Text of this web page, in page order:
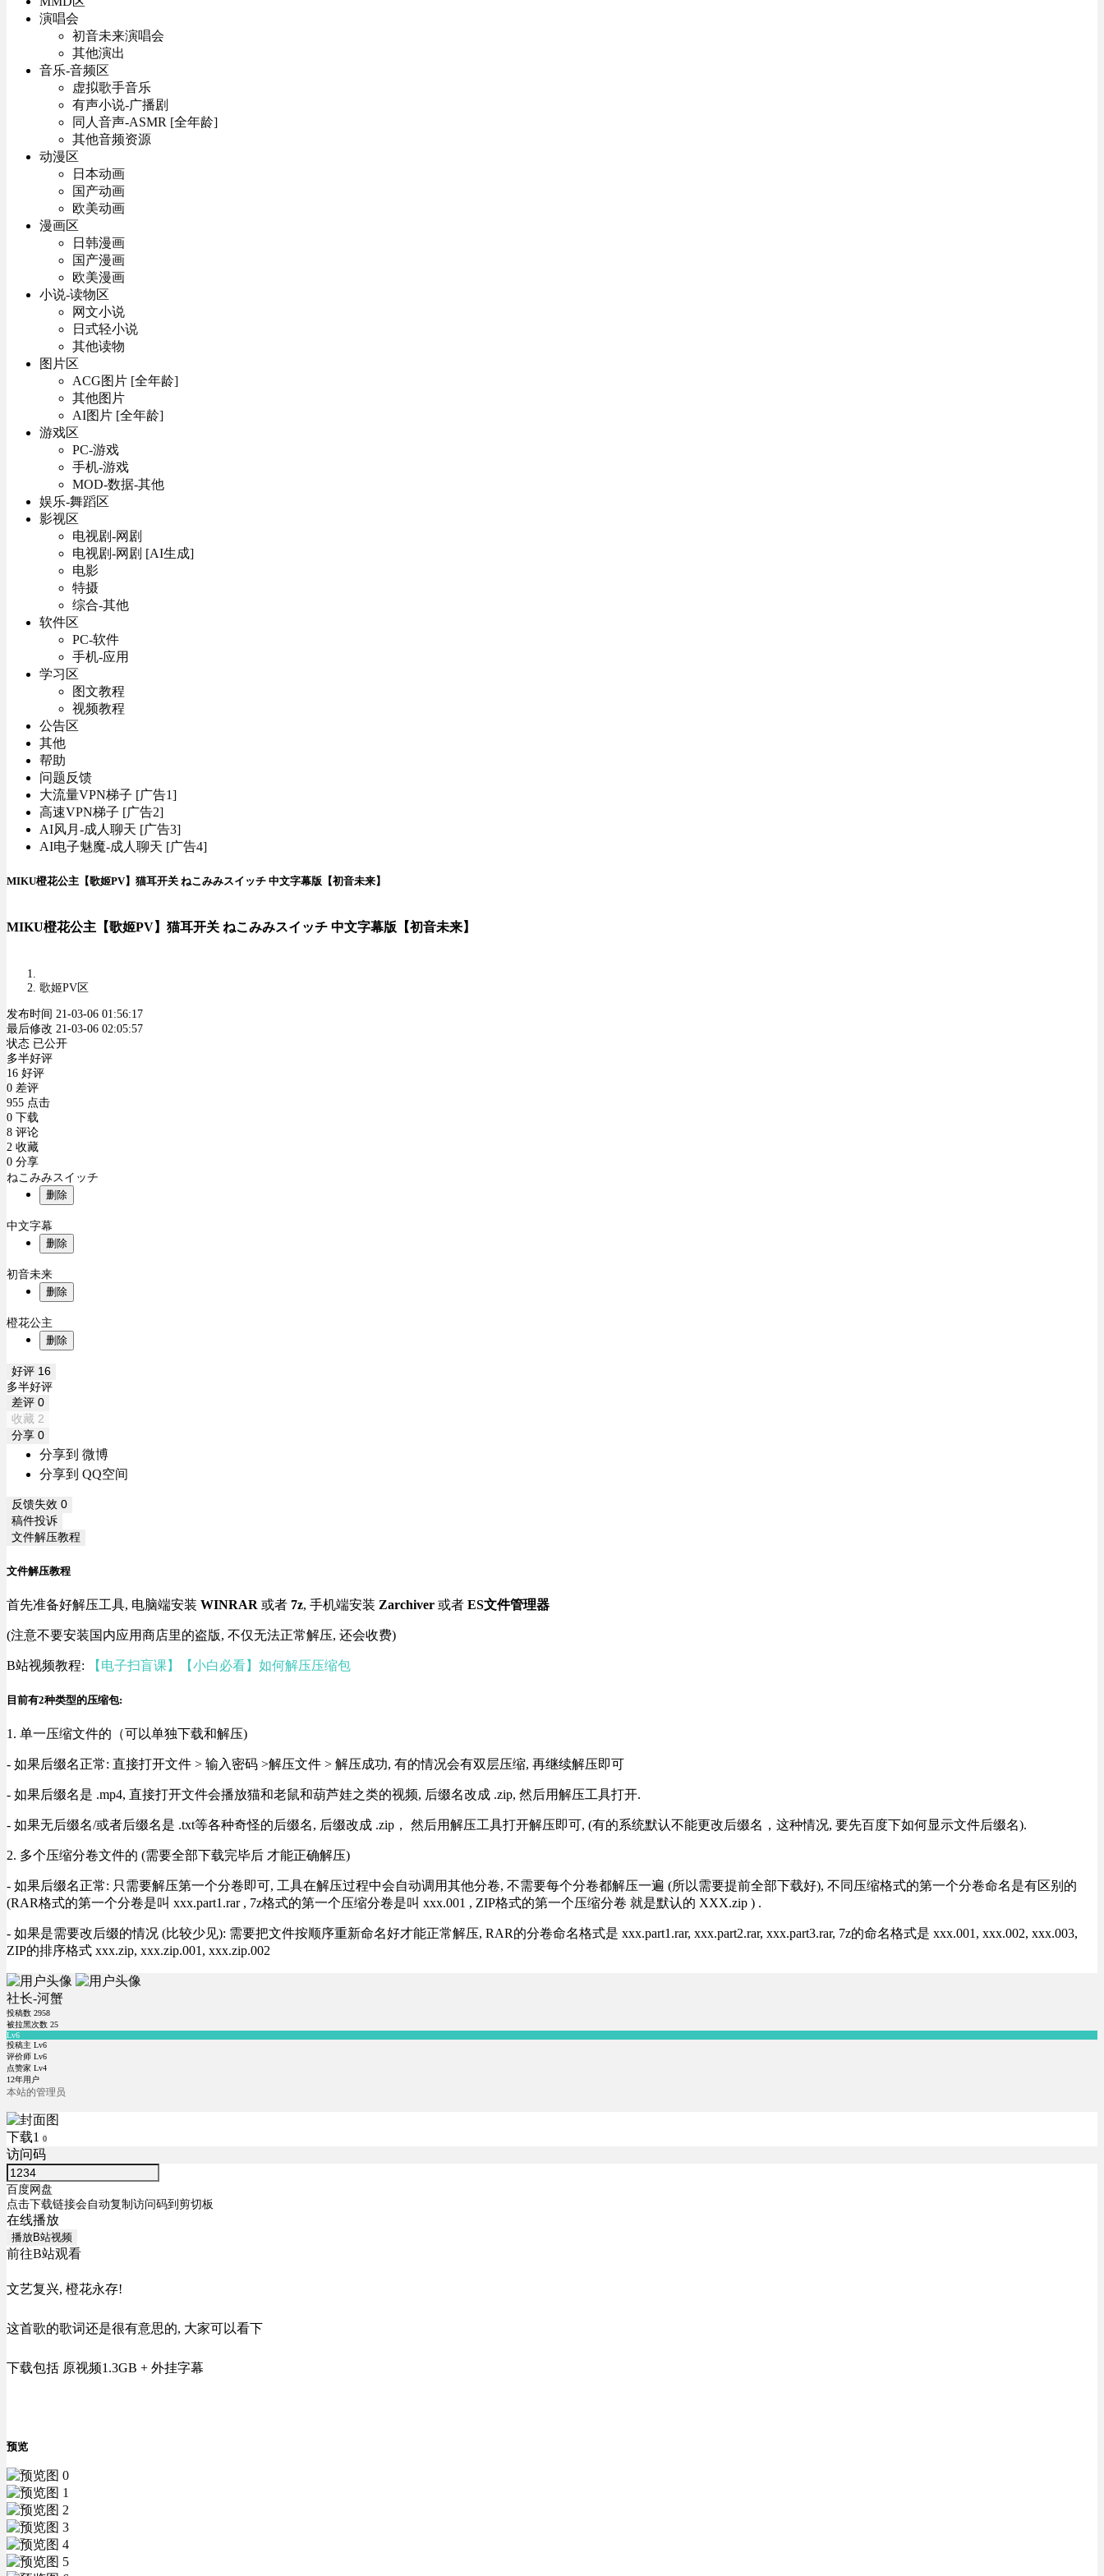
演唱会
初音未来演唱会
其他演出
音乐-音频区
虚拟歌手音乐
有声小说-广播剧
同人音声-ASMR [全年龄]
其他音频资源
动漫区
日本动画
国产动画
欧美动画
漫画区
日韩漫画
国产漫画
欧美漫画
小说-读物区
网文小说
日式轻小说
其他读物
图片区
ACG图片 [全年龄]
其他图片
AI图片 [全年龄]
游戏区
PC-游戏
手机-游戏
MOD-数据-其他
娱乐-舞蹈区
影视区
电视剧-网剧
电视剧-网剧 [AI生成]
电影
特摄
综合-其他
软件区
PC-软件
手机-应用
学习区
图文教程
视频教程
公告区
其他
帮助
问题反馈
大流量VPN梯子 [广告1]
高速VPN梯子 [广告2]
AI风月-成人聊天 [广告3]
AI电子魅魔-成人聊天 [广告4]
MIKU橙花公主【歌姬PV】猫耳开关 ねこみみスイッチ 中文字幕版【初音未来】
MIKU橙花公主【歌姬PV】猫耳开关 ねこみみスイッチ 中文字幕版【初音未来】
歌姬PV区
发布时间 21-03-06 01:56:17
最后修改 21-03-06 02:05:57
状态 已公开
多半好评
16 好评
0 差评
955 点击
0 下载
8 评论
2 收藏
0 分享
ねこみみスイッチ
删除
中文字幕
删除
初音未来
删除
橙花公主
删除
好评 16
多半好评
差评 0
收藏 2
分享 0
分享到 微博
分享到 QQ空间
反馈失效 0
稿件投诉
文件解压教程
文件解压教程
首先准备好解压工具, 电脑端安装 WINRAR 或者 7z, 手机端安装 Zarchiver 或者 ES文件管理器
(注意不要安装国内应用商店里的盗版, 不仅无法正常解压, 还会收费)
B站视频教程: 【电子扫盲课】【小白必看】如何解压压缩包
目前有2种类型的压缩包:
1. 单一压缩文件的（可以单独下载和解压)
- 如果后缀名正常: 直接打开文件 > 输入密码 >解压文件 > 解压成功, 有的情况会有双层压缩, 再继续解压即可
- 如果后缀名是 .mp4, 直接打开文件会播放猫和老鼠和葫芦娃之类的视频, 后缀名改成 .zip, 然后用解压工具打开.
- 如果无后缀名/或者后缀名是 .txt等各种奇怪的后缀名, 后缀改成 .zip， 然后用解压工具打开解压即可, (有的系统默认不能更改后缀名，这种情况, 要先百度下如何显示文件后缀名).
2. 多个压缩分卷文件的 (需要全部下载完毕后 才能正确解压)
- 如果后缀名正常: 只需要解压第一个分卷即可, 工具在解压过程中会自动调用其他分卷, 不需要每个分卷都解压一遍 (所以需要提前全部下载好), 不同压缩格式的第一个分卷命名是有区别的
(RAR格式的第一个分卷是叫 xxx.part1.rar , 7z格式的第一个压缩分卷是叫 xxx.001 , ZIP格式的第一个压缩分卷 就是默认的 XXX.zip ) .
- 如果是需要改后缀的情况 (比较少见): 需要把文件按顺序重新命名好才能正常解压, RAR的分卷命名格式是 xxx.part1.rar, xxx.part2.rar, xxx.part3.rar, 7z的命名格式是 xxx.001, xxx.002, xxx.003,
ZIP的排序格式 xxx.zip, xxx.zip.001, xxx.zip.002
社长-河蟹
投稿数 2958
被拉黑次数 25
Lv6
投稿主 Lv6
评价师 Lv6
点赞家 Lv4
12年用户
本站的管理员
下载1 0
访问码
百度网盘
点击下载链接会自动复制访问码到剪切板
在线播放
播放B站视频
前往B站观看
文艺复兴, 橙花永存!
这首歌的歌词还是很有意思的, 大家可以看下
下载包括 原视频1.3GB + 外挂字幕
预览